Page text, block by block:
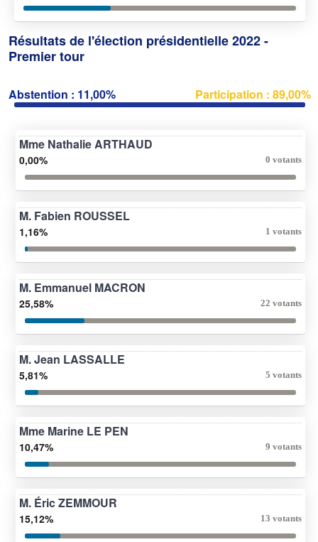
Résultats de l'élection présidentielle 2022 -
Premier tour
Abstention : 11,00% Participation : 89,00%
Mme Nathalie ARTHAUD
0,00% 0 votants
M. Fabien ROUSSEL
1,16% 1 votants
M. Emmanuel MACRON
25,58% 22 votants
M. Jean LASSALLE
5,81% 5 votants
Mme Marine LE PEN
10,47% 9 votants
M. Éric ZEMMOUR
15,12% 13 votants